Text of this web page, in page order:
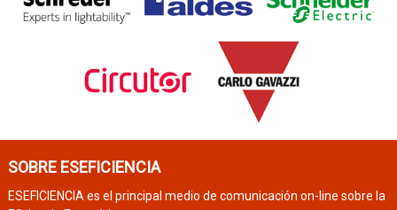
SOBRE ESEFICIENCIA
ESEFICIENCIA es el principal medio de comunicación on-line sobre la